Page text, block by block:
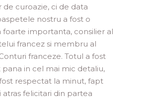
de curoazie, ci de data
nostru a fost o
foarte importanta, consilier al
francez si membru al
franceze. Totul a fost
pana in cel mai mic detaliu,
respectat la minut, fapt
atras felicitari din partea